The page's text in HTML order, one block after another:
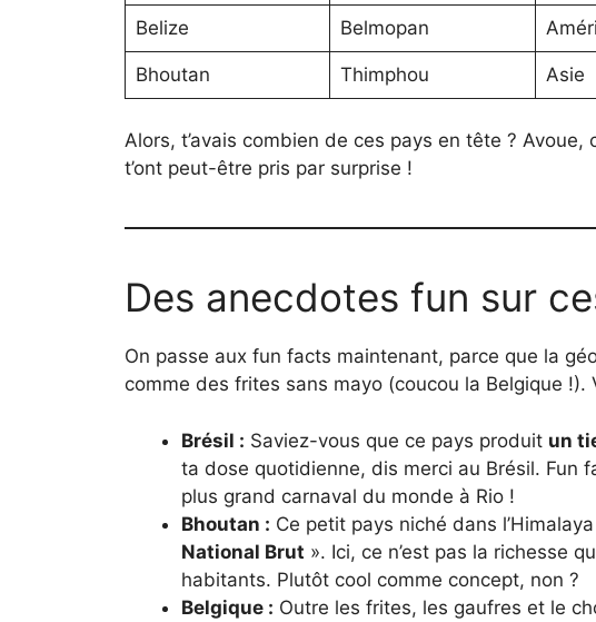
Belize Belmopan
Bhoutan Thimphou Asie
Alors, t’avais combien de ces pays en tête ? Avoue,
t’ont peut-être pris par surprise !
Des anecdotes fun sur
On passe aux fun facts maintenant, parce que la
comme des frites sans mayo (coucou la Belgique
Brésil : Saviez-vous que ce pays produit un
ta dose quotidienne, dis merci au Brésil. Fun
plus grand carnaval du monde à Rio !
Bhoutan : Ce petit pays niché dans
National Brut ». Ici, ce n’est pas la richesse
habitants. Plutôt cool comme concept, non ?
Belgique : Outre les frites, les gaufres et le